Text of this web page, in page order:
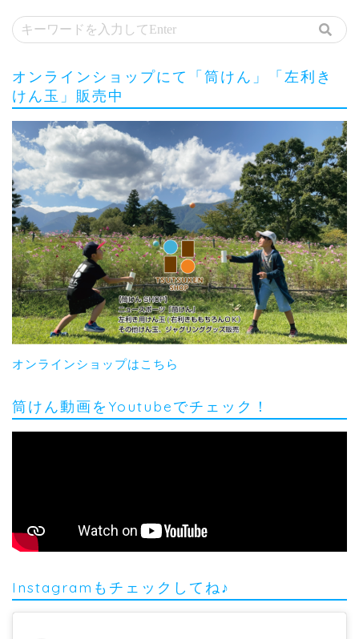
オンラインショップにて「筒けん」「左利き
けん玉」販売中
オンラインショップはこちら
筒けん動画をYoutubeでチェック！
Instagramもチェックしてね♪